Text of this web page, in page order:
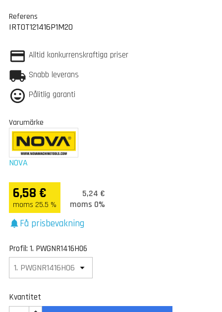
Referens
IRTOT121416P1M20
Alltid konkurrenskraftiga priser
Snabb leverans
Pålitlig garanti
Varumärke
NOVA
6,58 €
moms 25.5 %
5,24 €
moms 0%
notificationsFå prisbevakning
Profil: 1. PWGNR1416H06
Kvantitet